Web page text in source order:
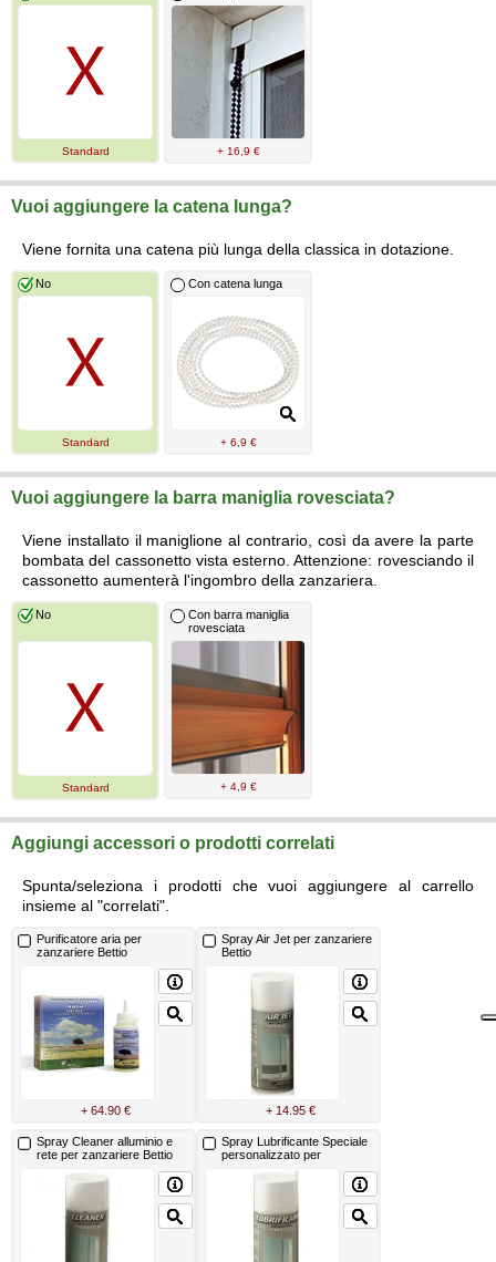
Standard + 16,9 €
Vuoi aggiungere la catena lunga?
Viene fornita una catena più lunga della classica in dotazione.
No
Standard
Con catena lunga
+ 6,9 €
Vuoi aggiungere la barra maniglia rovesciata?
Viene installato il maniglione al contrario, così da avere la parte
bombata del cassonetto vista esterno. Attenzione: rovesciando il
cassonetto aumenterà l'ingombro della zanzariera.
No
Standard
Con barra maniglia
rovesciata
+ 4,9 €
Aggiungi accessori o prodotti correlati
Spunta/seleziona i prodotti che vuoi aggiungere al carrello
insieme al "correlati".
Purificatore aria per
zanzariere Bettio
+ 64.90 €
Spray Air Jet per zanzariere
Bettio
+ 14.95 €
Spray Cleaner alluminio e
rete per zanzariere Bettio
Spray Lubrificante Speciale
personalizzato per